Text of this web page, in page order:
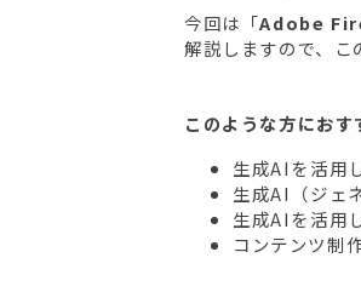
今回は「Adobe
解説しますので、こ
このような方におす
生成AIを活用
生成AI（ジェ
生成AIを活用
コンテンツ制